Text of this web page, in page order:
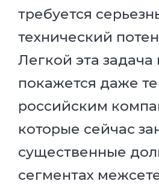
требуется
технический
Легкой эта задача
покажется даже
российским
которые сейчас
существенные
сегментах